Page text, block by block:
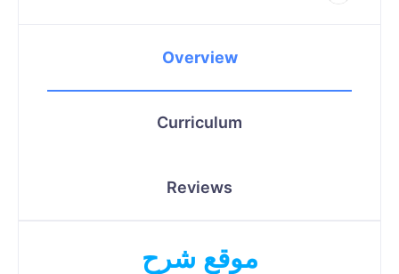
Overview
Curriculum
Reviews
موقع شرح